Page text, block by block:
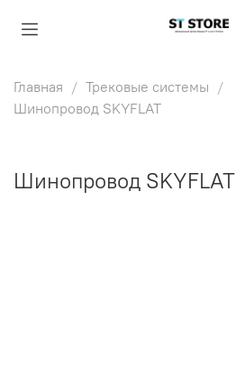
Главная Трековые системы
Шинопровод SKYFLAT
Шинопровод SKYFLAT